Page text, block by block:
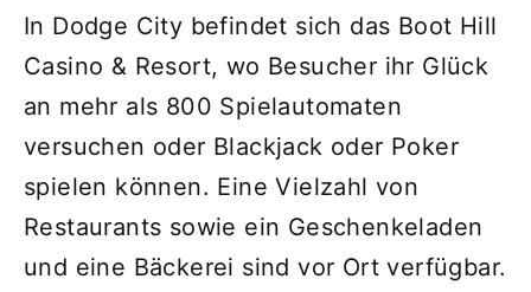
In Dodge City befindet sich das Boot Hill
Casino & Resort, wo Besucher ihr Glück
an mehr als 800 Spielautomaten
versuchen oder Blackjack oder Poker
spielen können. Eine Vielzahl von
Restaurants sowie ein Geschenkeladen
und eine Bäckerei sind vor Ort verfügbar.